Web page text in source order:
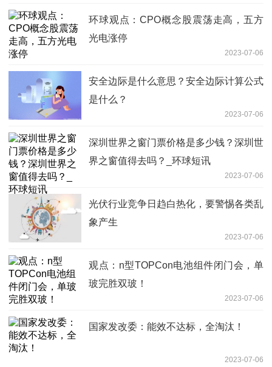
环球观点：CPO概念股震荡走高，五方
光电涨停
2023-07-06
安全边际是什么意思？安全边际计算公式
是什么？
2023-07-06
深圳世界之窗门票价格是多少钱？深圳世
界之窗值得去吗？_环球短讯
2023-07-06
光伏行业竞争日趋白热化，要警惕各类乱
象产生
2023-07-06
观点：n型TOPCon电池组件闭门会，单
玻完胜双玻！
2023-07-06
国家发改委：能效不达标，全淘汰！
2023-07-06